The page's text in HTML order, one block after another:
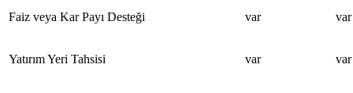
Faiz veya Kar Payı Desteği var var
Yatırım Yeri Tahsisi var var